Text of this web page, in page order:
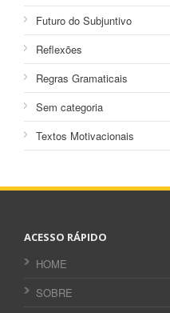
Futuro do Subjuntivo
Reflexões
Regras Gramaticais
Sem categoria
Textos Motivacionais
ACESSO RÁPIDO
HOME
SOBRE